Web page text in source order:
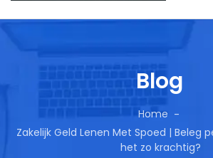
Blog
Home
Zakelijk Geld Lenen Met Spoed | Beleg
het zo krachtig?